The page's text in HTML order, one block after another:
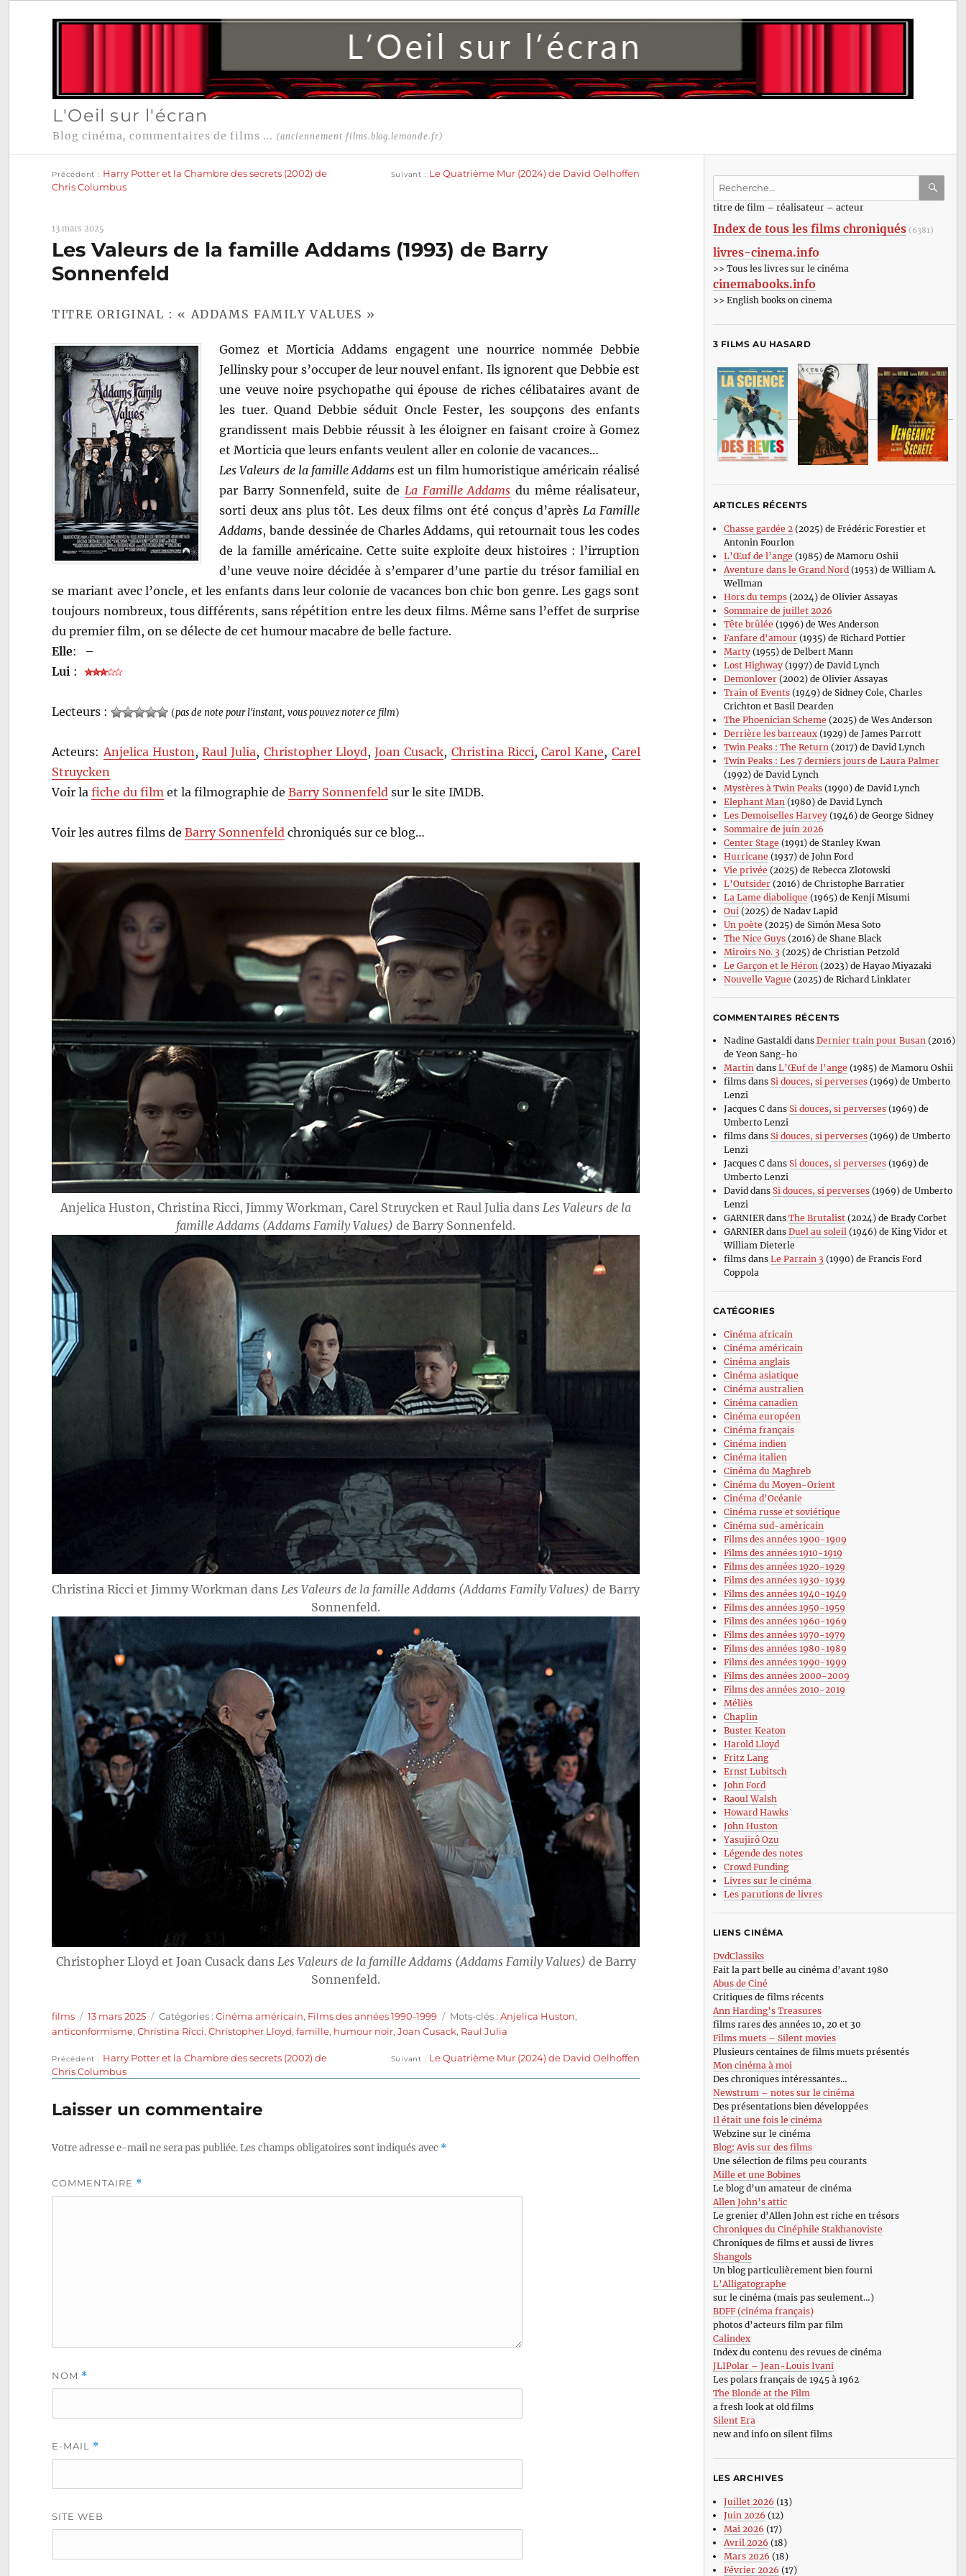
L'Oeil sur l'écran
Blog cinéma, commentaires de films ... (anciennement films.blog.lemonde.fr)
Navigation
de
Précédent
Harry Potter et la Chambre des secrets (2002) de
Chris Columbus
Suivant Le Quatrième Mur (2024) de David Oelhoffen
13 mars 2025
Les Valeurs de la famille Addams (1993) de Barry
Sonnenfeld
TITRE ORIGINAL : « ADDAMS FAMILY VALUES »
Gomez et Morticia Addams engagent une nourrice nommée Debbie
Jellinsky pour s’occuper de leur nouvel enfant. Ils ignorent que Debbie est
une veuve noire psychopathe qui épouse de riches célibataires avant de
les tuer. Quand Debbie séduit Oncle Fester, les soupçons des enfants
grandissent mais Debbie réussit à les éloigner en faisant croire à Gomez
et Morticia que leurs enfants veulent aller en colonie de vacances…
Les Valeurs de la famille Addamsest un film humoristique américain réalisé
par Barry Sonnenfeld, suite de La Famille Addams du même réalisateur,
sorti deux ans plus tôt. Les deux films ont été conçus d’après La Famille
Addams, bande dessinée de Charles Addams, qui retournait tous les codes
de la famille américaine. Cette suite exploite deux histoires : l’irruption
d’une veuve noire décidée à s’emparer d’une partie du trésor familial en
se mariant avec l’oncle, et les enfants dans leur colonie de vacances bon chic bon genre. Les gags sont
toujours nombreux, tous différents, sans répétition entre les deux films. Même sans l’effet de surprise
du premier film, on se délecte de cet humour macabre de belle facture.
Elle:
–
Lui :
Lecteurs : (pas de note pour l'instant, vous pouvez noter ce film)
Acteurs: Anjelica Huston ,Raul Julia, Christopher Lloyd,Joan Cusack, Christina Ricci,Carol Kane, Carel
Struycken
Voir lafiche du film et la filmographie deBarry Sonnenfeld sur le site IMDB.
Voir les autres films deBarry Sonnenfeld chroniqués sur ce blog…
Anjelica Huston, Christina Ricci, Jimmy Workman, Carel Struycken et Raul Julia dansLes Valeurs de la
famille Addams (Addams Family Values) de Barry Sonnenfeld.
Christina Ricci et Jimmy Workman dans Les Valeurs de la famille Addams (Addams Family Values) de Barry
Sonnenfeld.
Christopher Lloyd et Joan Cusack dans Les Valeurs de la famille Addams (Addams Family Values) de Barry
Sonnenfeld.
Auteur
films
Publié
le
13 mars 2025 Catégories
Catégories :Cinéma américain, Films des années 1990-1999 Étiquettes
Mots-clés :Anjelica Huston,
anticonformisme,Christina Ricci,Christopher Lloyd,famille, humour noir,Joan Cusack, Raul Julia
Navigation
Précédent
Publication
précédente :
Harry Potter et la Chambre des secrets (2002) de
Chris Columbus
Suivant
Publication
Le Quatrième Mur (2024) de David Oelhoffen
Laisser un commentaire
Votre adresse e-mail ne sera pas publiée.Les champs obligatoires sont indiqués avec *
COMMENTAIRE *
NOM *
E-MAIL *
SITE WEB
Recherche
:titre de film – réalisateur – acteur
Index de tous les films chroniqués (6381)
livres-cinema.info
>> Tous les livres sur le cinéma
cinemabooks.info
>> English books on cinema
3 FILMS AU HASARD
ARTICLES RÉCENTS
Chasse gardée 2(2025) de Frédéric Forestier et
Antonin Fourlon
L’Œuf de l’ange (1985) de Mamoru Oshii
Aventure dans le Grand Nord(1953) de William A.
Wellman
Hors du temps(2024) de Olivier Assayas
Sommaire de juillet 2026
Tête brûlée (1996) de Wes Anderson
Fanfare d’amour(1935) de Richard Pottier
Marty(1955) de Delbert Mann
Lost Highway(1997) de David Lynch
Demonlover(2002) de Olivier Assayas
Train of Events(1949) de Sidney Cole, Charles
Crichton et Basil Dearden
The Phoenician Scheme (2025) de Wes Anderson
Derrière les barreaux(1929) de James Parrott
Twin Peaks : The Return (2017) de David Lynch
Twin Peaks : Les 7 derniers jours de Laura Palmer
(1992) de David Lynch
Mystères à Twin Peaks(1990) de David Lynch
Elephant Man (1980) de David Lynch
Les Demoiselles Harvey(1946) de George Sidney
Sommaire de juin 2026
Center Stage (1991) de Stanley Kwan
Hurricane (1937) de John Ford
Vie privée (2025) de Rebecca Zlotowski
L’Outsider(2016) de Christophe Barratier
La Lame diabolique (1965) de Kenji Misumi
Oui (2025) de Nadav Lapid
Un poète (2025) de Simón Mesa Soto
The Nice Guys(2016) de Shane Black
Miroirs No. 3 (2025) de Christian Petzold
Le Garçon et le Héron (2023) de Hayao Miyazaki
Nouvelle Vague (2025) de Richard Linklater
COMMENTAIRES RÉCENTS
Nadine Gastaldidans Dernier train pour Busan(2016)
de Yeon Sang-ho
Martindans L’Œuf de l’ange (1985) de Mamoru Oshii
filmsdans Si douces, si perverses(1969) de Umberto
Lenzi
Jacques Cdans Si douces, si perverses(1969) de
Umberto Lenzi
filmsdans Si douces, si perverses(1969) de Umberto
Lenzi
Jacques Cdans Si douces, si perverses(1969) de
Umberto Lenzi
Daviddans Si douces, si perverses(1969) de Umberto
Lenzi
GARNIERdans The Brutalist(2024) de Brady Corbet
GARNIERdans Duel au soleil(1946) de King Vidor et
William Dieterle
filmsdans Le Parrain 3 (1990) de Francis Ford
Coppola
CATÉGORIES
Cinéma africain
Cinéma américain
Cinéma anglais
Cinéma asiatique
Cinéma australien
Cinéma canadien
Cinéma européen
Cinéma français
Cinéma indien
Cinéma italien
Cinéma du Maghreb
Cinéma du Moyen-Orient
Cinéma d’Océanie
Cinéma russe et soviétique
Cinéma sud-américain
Films des années 1900-1909
Films des années 1910-1919
Films des années 1920-1929
Films des années 1930-1939
Films des années 1940-1949
Films des années 1950-1959
Films des années 1960-1969
Films des années 1970-1979
Films des années 1980-1989
Films des années 1990-1999
Films des années 2000-2009
Films des années 2010-2019
Méliès
Chaplin
Buster Keaton
Harold Lloyd
Fritz Lang
Ernst Lubitsch
John Ford
Raoul Walsh
Howard Hawks
John Huston
Yasujirô Ozu
Légende des notes
Crowd Funding
Livres sur le cinéma
Les parutions de livres
LIENS CINÉMA
DvdClassiks
Fait la part belle au cinéma d’avant 1980
Abus de Ciné
Critiques de films récents
Ann Harding’s Treasures
films rares des années 10, 20 et 30
Films muets – Silent movies
Plusieurs centaines de films muets présentés
Mon cinéma à moi
Des chroniques intéressantes…
Newstrum – notes sur le cinéma
Des présentations bien développées
Il était une fois le cinéma
Webzine sur le cinéma
Blog: Avis sur des films
Une sélection de films peu courants
Mille et une Bobines
Le blog d’un amateur de cinéma
Allen John’s attic
Le grenier d’Allen John est riche en trésors
Chroniques du Cinéphile Stakhanoviste
Chroniques de films et aussi de livres
Shangols
Un blog particulièrement bien fourni
L’Alligatographe
sur le cinéma (mais pas seulement…)
BDFF (cinéma français)
photos d’acteurs film par film
Calindex
Index du contenu des revues de cinéma
JLIPolar – Jean-Louis Ivani
Les polars français de 1945 à 1962
The Blonde at the Film
a fresh look at old films
Silent Era
new and info on silent films
LES ARCHIVES
Juillet 2026 (13)
Juin 2026 (12)
Mai 2026 (17)
Avril 2026 (18)
Mars 2026 (18)
Février 2026 (17)